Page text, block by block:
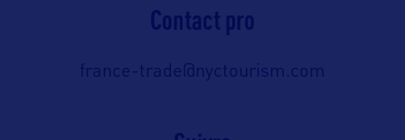
Contact pro
france-trade@nyctourism.com